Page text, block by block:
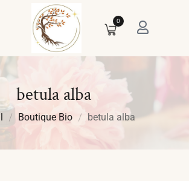
0
betula alba
Boutique Bio betula alba